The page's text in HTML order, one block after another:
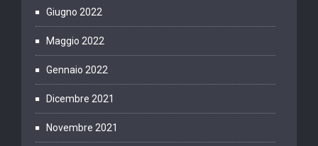
Giugno 2022
Maggio 2022
Gennaio 2022
Dicembre 2021
Novembre 2021